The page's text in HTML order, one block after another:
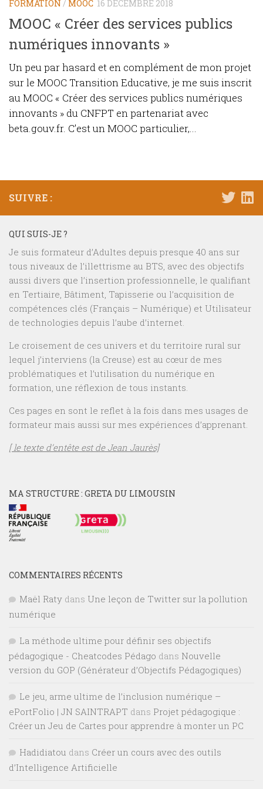
FORMATION / MOOC 16 DÉCEMBRE 2018
MOOC « Créer des services publics
numériques innovants »
Un peu par hasard et en complément de mon projet
sur le MOOC Transition Educative, je me suis inscrit
au MOOC « Créer des services publics numériques
innovants » du CNFPT en partenariat avec
beta.gouv.fr. C’est un MOOC particulier,...
SUIVRE :
QUI SUIS-JE ?
Je suis formateur d’Adultes depuis presque 40 ans sur
tous niveaux de l’illettrisme au BTS, avec des objectifs
aussi divers que l’insertion professionnelle, le qualifiant
en Tertiaire, Bâtiment, Tapisserie ou l’acquisition de
compétences clés (Français – Numérique) et Utilisateur
de technologies depuis l’aube d’internet.
Le croisement de ces univers et du territoire rural sur
lequel j’interviens (la Creuse) est au cœur de mes
problématiques et l’utilisation du numérique en
formation, une réflexion de tous instants.
Ces pages en sont le reflet à la fois dans mes usages de
formateur mais aussi sur mes expériences d’apprenant.
[ le texte d’entête est de Jean Jaurès]
MA STRUCTURE : GRETA DU LIMOUSIN
COMMENTAIRES RÉCENTS
Maël Raty dans Une leçon de Twitter sur la pollution
numérique
La méthode ultime pour définir ses objectifs
pédagogique - Cheatcodes Pédago dans Nouvelle
version du GOP (Générateur d’Objectifs Pédagogiques)
Le jeu, arme ultime de l’inclusion numérique –
ePortFolio | JN SAINTRAPT dans Projet pédagogique :
Créer un Jeu de Cartes pour apprendre à monter un PC
Hadidiatou dans Créer un cours avec des outils
d’Intelligence Artificielle